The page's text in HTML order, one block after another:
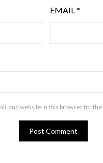
EMAIL*
and website in this browser for